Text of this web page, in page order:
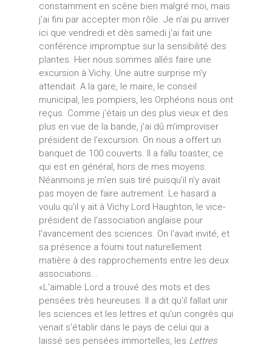
constamment en scène bien malgré moi, mais
j'ai fini par accepter mon rôle. Je n'ai pu arriver
ici que vendredi et dès samedi j'ai fait une
conférence impromptue sur la sensibilité des
plantes. Hier nous sommes allés faire une
excursion à Vichy. Une autre surprise m'y
attendait. A la gare, le maire, le conseil
municipal, les pompiers, les Orphéons nous ont
reçus. Comme j'étais un des plus vieux et des
plus en vue de la bande, j'ai dû m'improviser
président de l'excursion. On nous a offert un
banquet de 100 couverts. Il a fallu toaster, ce
qui est en général, hors de mes moyens.
Néanmoins je m'en suis tiré puisqu'il n'y avait
pas moyen de faire autrement. Le hasard a
voulu qu'il y ait à Vichy Lord Haughton, le vice-
président de l'association anglaise pour
l'avancement des sciences. On l'avait invité, et
sa présence a fourni tout naturellement
matière à des rapprochements entre les deux
associations...
«L'aimable Lord a trouvé des mots et des
pensées très heureuses. Il a dit qu'il fallait unir
les sciences et les lettres et qu'un congrès qui
venait s'établir dans le pays de celui qui a
laissé ses pensées immortelles, les Lettres